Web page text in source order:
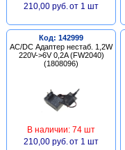
210,00 руб. от 1 шт
Код: 142999
AC/DC Адаптер нестаб. 1,2W
220V->6V 0,2A (FW2040)
(1808096)
В наличии: 74 шт
210,00 руб. от 1 шт